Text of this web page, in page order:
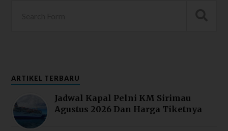
ARTIKEL TERBARU
Jadwal Kapal Pelni KM Sirimau
Agustus 2026 Dan Harga Tiketnya